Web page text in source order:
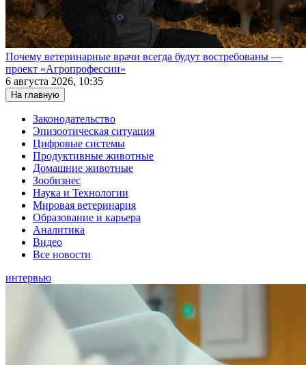
Почему ветеринарные врачи всегда будут востребованы —
проект «Агропрофессии»
6 августа 2026, 10:35
На главную
Законодательство
Эпизоотическая ситуация
Цифровые системы
Продуктивные животные
Домашние животные
Зообизнес
Наука и Технологии
Мировая ветеринария
Образование и карьера
Аналитика
Видео
Все новости
интервью